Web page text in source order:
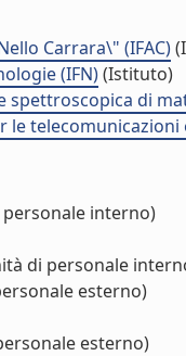
Carrara\" (IFAC)
(IFN)(Istituto)
spettroscopica di
telecomunicazioni
interno)
di personale
esterno)
esterno)